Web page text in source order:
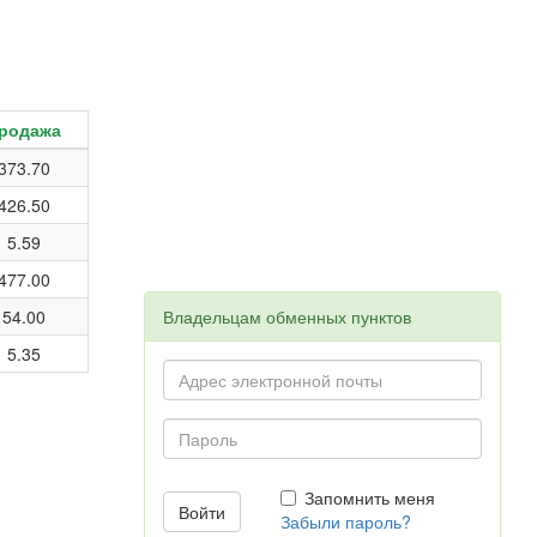
5.59
54.00
5.35
Владельцам обменных пунктов
Запомнить меня
Забыли пароль?